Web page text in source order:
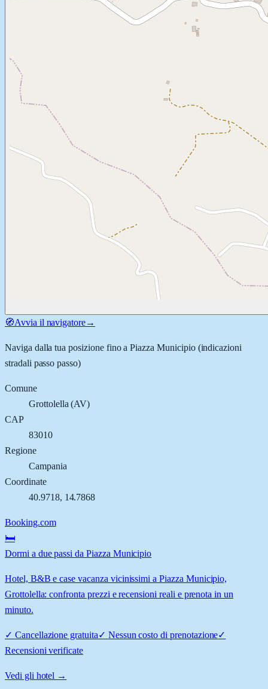
🧭Avvia il navigatore→
Naviga dalla tua posizione fino aPiazza Municipio(indicazioni
stradali passo passo)
Comune
Grottolella (AV)
CAP
83010
Regione
Campania
Coordinate
40.9718, 14.7868
Booking.com
🛏️
Dormi a due passi da Piazza Municipio
Hotel, B&B e case vacanza vicinissimi a Piazza Municipio,
Grottolella: confronta prezzi e recensioni reali e prenota in un
minuto.
✓ Cancellazione gratuita✓ Nessun costo di prenotazione✓
Recensioni verificate
Vedi gli hotel →